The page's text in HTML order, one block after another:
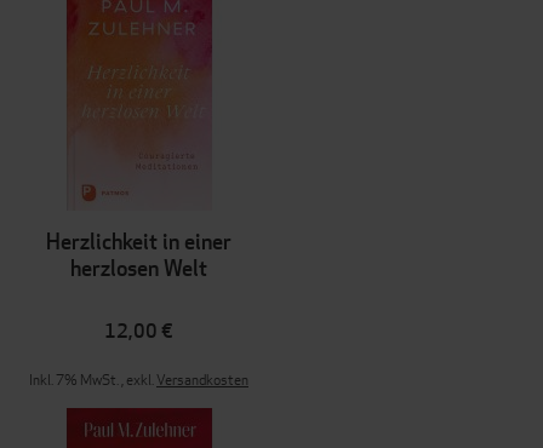
Herzlichkeit in einer
herzlosen Welt
12,00 €
Inkl. 7% MwSt.,exkl.Versandkosten